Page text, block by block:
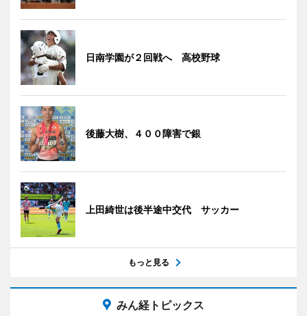
日南学園が２回戦へ 高校野球
後藤大樹、４００障害で銀
上田綺世は後半途中交代 サッカー
もっと見る
みん経トピックス